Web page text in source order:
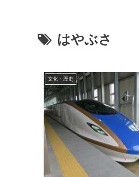
はやぶさ
文化・歴史